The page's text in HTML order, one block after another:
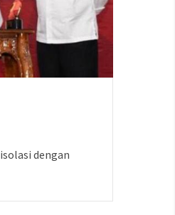
dengan